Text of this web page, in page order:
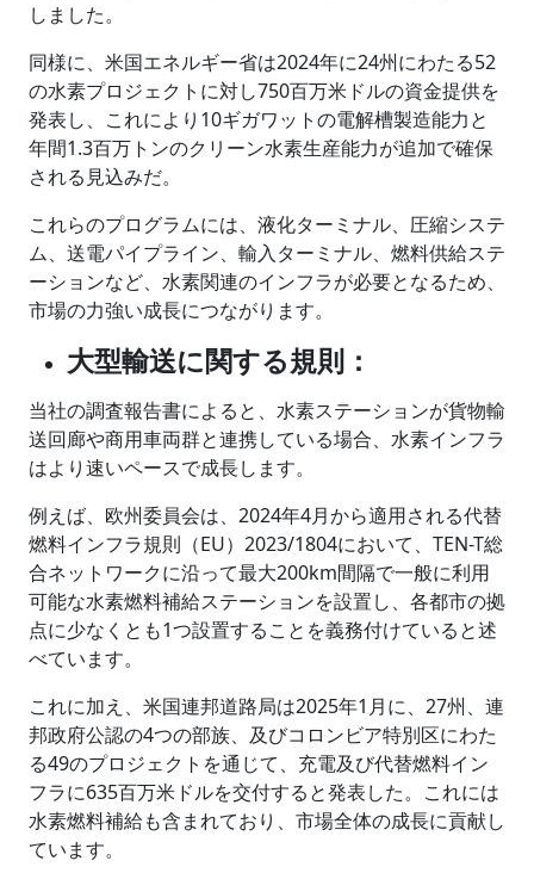
しました。
同様に、米国エネルギー省は2024年に24州にわたる52
の水素プロジェクトに対し750百万米ドルの資金提供を
発表し、これにより10ギガワットの電解槽製造能力と
年間1.3百万トンのクリーン水素生産能力が追加で確保
される見込みだ。
これらのプログラムには、液化ターミナル、圧縮システ
ム、送電パイプライン、輸入ターミナル、燃料供給ステ
ーションなど、水素関連のインフラが必要となるため、
市場の力強い成長につながります。
大型輸送に関する規則：
当社の調査報告書によると、水素ステーションが貨物輸
送回廊や商用車両群と連携している場合、水素インフラ
はより速いペースで成長します。
例えば、欧州委員会は、2024年4月から適用される代替
燃料インフラ規則（EU）2023/1804において、TEN-T総
合ネットワークに沿って最大200km間隔で一般に利用
可能な水素燃料補給ステーションを設置し、各都市の拠
点に少なくとも1つ設置することを義務付けていると述
べています。
これに加え、米国連邦道路局は2025年1月に、27州、連
邦政府公認の4つの部族、及びコロンビア特別区にわた
る49のプロジェクトを通じて、充電及び代替燃料イン
フラに635百万米ドルを交付すると発表した。これには
水素燃料補給も含まれており、市場全体の成長に貢献し
ています。